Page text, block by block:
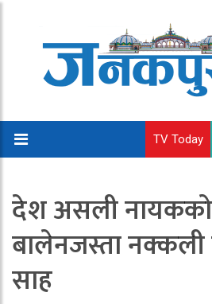
TV Today
देश असली
बालेनजस्ता नक्कली
साह